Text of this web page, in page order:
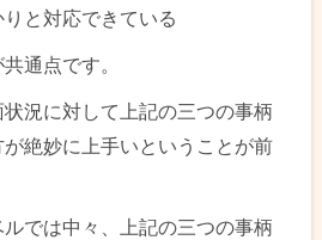
りと対応できている
通点です。
況に対して上記の三つの事柄
絶妙に上手いということが前
では中々、上記の三つの事柄